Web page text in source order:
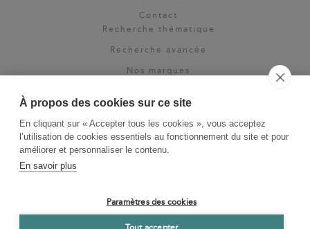
À propos des cookies sur ce site
En cliquant sur « Accepter tous les cookies », vous acceptez
l’utilisation de cookies essentiels au fonctionnement du site et pour
améliorer et personnaliser le contenu.
En savoir plus
Paramètres des cookies
Contact
Recherche thématique
Recherche avancée
Nos marques
Espace pro
Newsletter
La Vie des Classiques